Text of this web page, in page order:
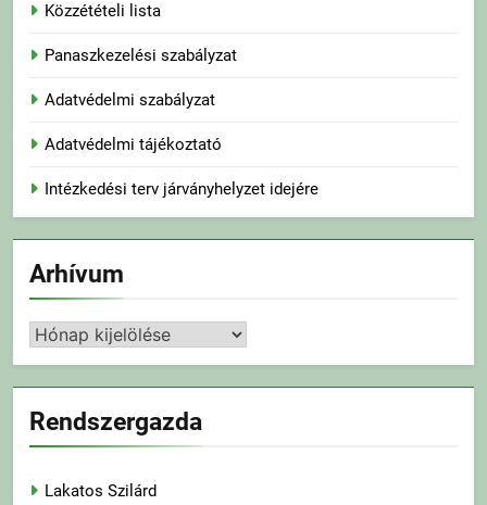
Közzétételi lista
Panaszkezelési szabályzat
Adatvédelmi szabályzat
Adatvédelmi tájékoztató
Intézkedési terv járványhelyzet idejére
Arhívum
Arhívum
Rendszergazda
Lakatos Szilárd